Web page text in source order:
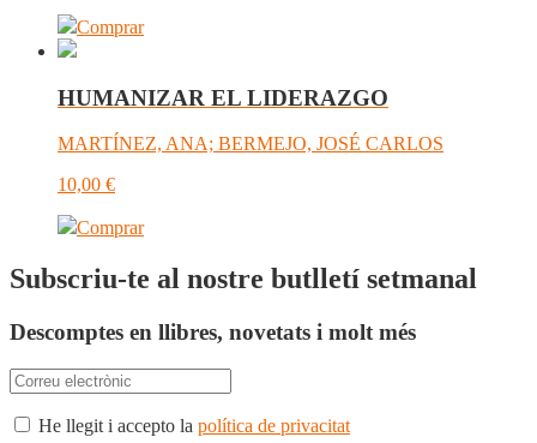
Comprar
HUMANIZAR EL LIDERAZGO
MARTÍNEZ, ANA; BERMEJO, JOSÉ CARLOS
10,00 €
Comprar
Subscriu-te al nostre butlletí setmanal
Descomptes en llibres, novetats i molt més
He llegit i accepto la política de privacitat